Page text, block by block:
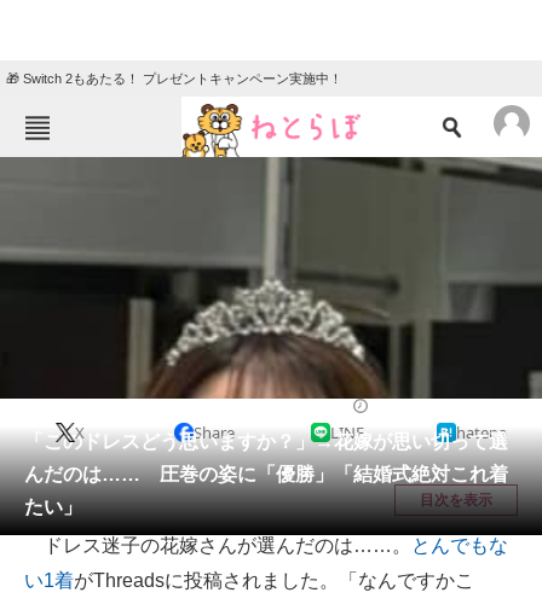
🎁 Switch 2もあたる！ プレゼントキャンペーン実施中！
エンタメ
地域
教育・育児
リサーチ
会員記事
メディア
注目記事を集めた総合ページ
ITの今と未来を見通す
「このドレスどう思いますか？」→花嫁が思い切って選
んだのは…… 圧巻の姿に「優勝」「結婚式絶対これ着
たい」
X Share LINE hatena
目次を表示
ドレス迷子の花嫁さんが選んだのは……。
とんでもな
い1着がThreadsに投稿されました。「なんですかこ